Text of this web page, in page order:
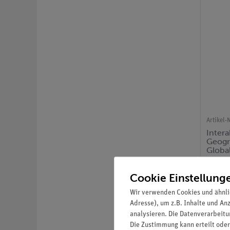
Artikel-
Cookie
Wir verwenden Cookies und
Adresse), um z.B. Inhalte und
analysieren. Die
Die Zustimmung kann erteilt